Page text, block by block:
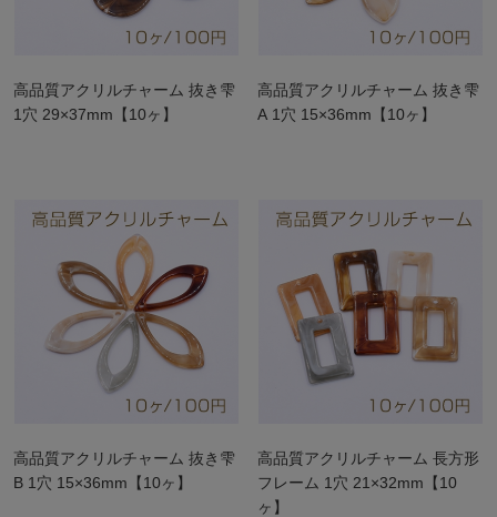
高品質アクリルチャーム 抜き雫
1穴 29×37mm【10ヶ】
高品質アクリルチャーム 抜き雫
A 1穴 15×36mm【10ヶ】
高品質アクリルチャーム 抜き雫
B 1穴 15×36mm【10ヶ】
高品質アクリルチャーム 長方形
フレーム 1穴 21×32mm【10
ヶ】